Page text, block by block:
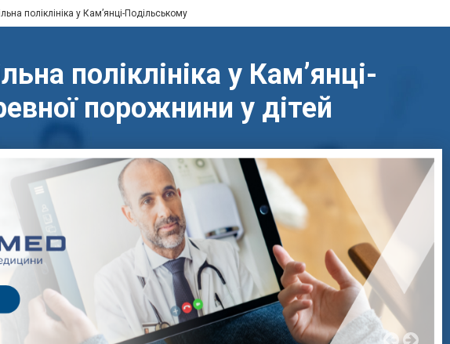
поліклініка у Кам’янці-Подільському
поліклініка у Кам’янці-
порожнини у дітей